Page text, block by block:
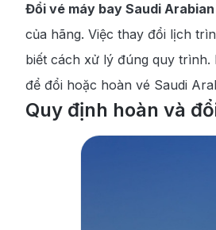
190 Booking cung
Đổi vé máy bay Saudi
của hãng. Việc thay đổi lịch
biết cách xử lý đúng quy trình.
để đổi hoặc hoàn vé Saudi
Quy định hoàn và